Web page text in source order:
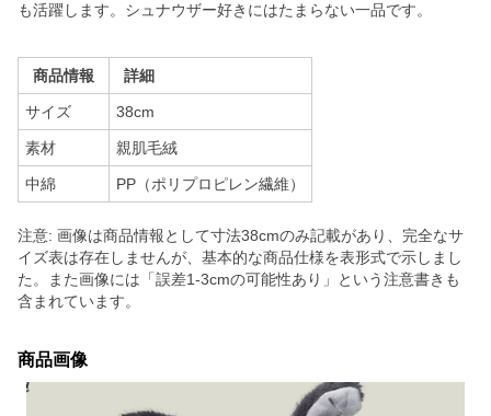
も活躍します。シュナウザー好きにはたまらない一品です。
商品情報 詳細
サイズ 38cm
素材 親肌毛絨
中綿 PP（ポリプロピレン繊維）
注意: 画像は商品情報として寸法38cmのみ記載があり、完全なサ
イズ表は存在しませんが、基本的な商品仕様を表形式で示しまし
た。また画像には「誤差1-3cmの可能性あり」という注意書きも
含まれています。
商品画像